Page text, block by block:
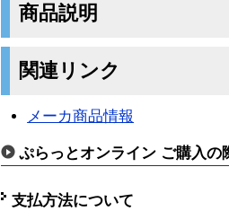
商品説明
関連リンク
メーカ商品情報
ぷらっとオンライン ご購入の
支払方法について